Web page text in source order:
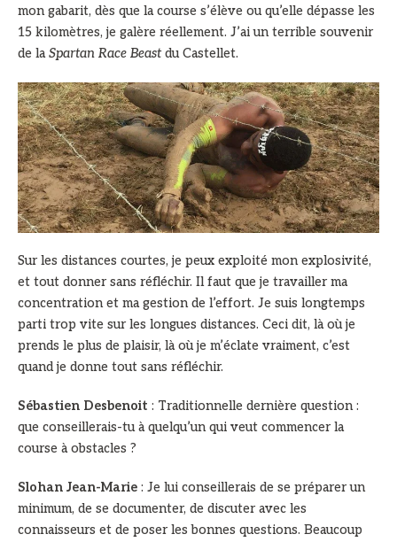
mon gabarit, dès que la course s’élève ou qu’elle dépasse les
15 kilomètres, je galère réellement. J’ai un terrible souvenir
de laSpartan Race Beastdu Castellet.
Sur les distances courtes, je peux exploité mon explosivité,
et tout donner sans réfléchir. Il faut que je travailler ma
concentration et ma gestion de l’effort. Je suis longtemps
parti trop vite sur les longues distances. Ceci dit, là où je
prends le plus de plaisir, là où je m’éclate vraiment, c’est
quand je donne tout sans réfléchir.
Sébastien Desbenoit : Traditionnelle dernière question :
que conseillerais-tu à quelqu’un qui veut commencer la
course à obstacles ?
Slohan Jean-Marie : Je lui conseillerais de se préparer un
minimum, de se documenter, de discuter avec les
connaisseurs et de poser les bonnes questions. Beaucoup